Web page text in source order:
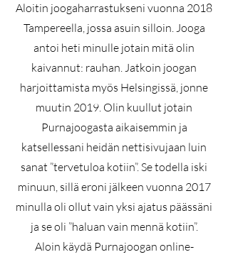
Aloitin joogaharrastukseni vuonna 2018
Tampereella, jossa asuin silloin. Jooga
antoi heti minulle jotain mitä olin
kaivannut: rauhan. Jatkoin joogan
harjoittamista myös Helsingissä, jonne
muutin 2019. Olin kuullut jotain
Purnajoogasta aikaisemmin ja
katsellessani heidän nettisivujaan luin
sanat ”tervetuloa kotiin”. Se todella iski
minuun, sillä eroni jälkeen vuonna 2017
minulla oli ollut vain yksi ajatus päässäni
ja se oli ”haluan vain mennä kotiin”.
Aloin käydä Purnajoogan online-